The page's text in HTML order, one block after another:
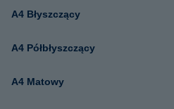
A4 Błyszczący
A4 Półbłyszczący
A4 Matowy